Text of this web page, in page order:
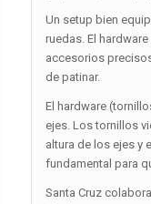
Un setup bien
ruedas. El
accesorios
de patinar.
El hardware
ejes. Los tornillos
altura de los ejes y
fundamental para
Santa Cruz